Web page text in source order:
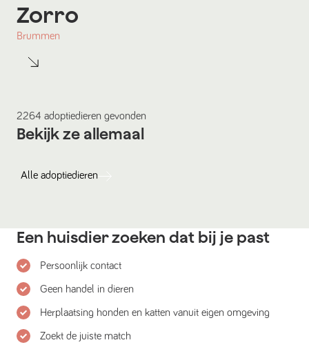
Zorro
Brummen
2264 adoptiedieren gevonden
Bekijk ze allemaal
Alle adoptiedieren
Een huisdier zoeken dat bij je past
Persoonlijk contact
Geen handel in dieren
Herplaatsing honden en katten vanuit eigen omgeving
Zoekt de juiste match